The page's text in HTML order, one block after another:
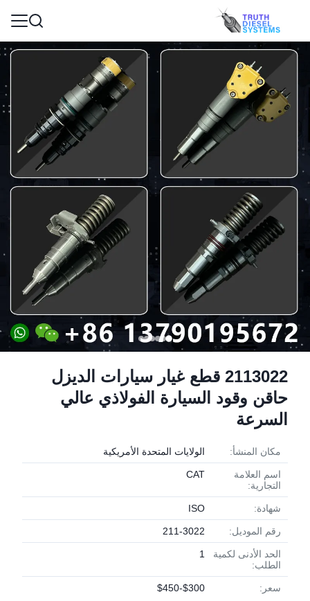
2113022 قطع غيار سيارات الديزل
حاقن وقود السيارة الفولاذي عالي
السرعة
مكان المنشأ: الولايات المتحدة الأمريكية
اسم العلامة
التجارية:
CAT
شهادة: ISO
رقم الموديل: 211-3022
الحد الأدنى لكمية
الطلب:
1
سعر: $300-$450